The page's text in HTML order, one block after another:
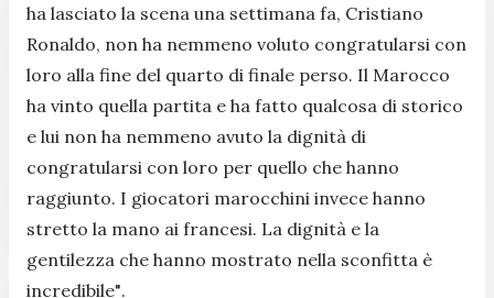
ha lasciato la scena una settimana fa, Cristiano
Ronaldo, non ha nemmeno voluto congratularsi con
loro alla fine del quarto di finale perso. Il Marocco
ha vinto quella partita e ha fatto qualcosa di storico
e lui non ha nemmeno avuto la dignità di
congratularsi con loro per quello che hanno
raggiunto. I giocatori marocchini invece hanno
stretto la mano ai francesi. La dignità e la
gentilezza che hanno mostrato nella sconfitta è
incredibile".